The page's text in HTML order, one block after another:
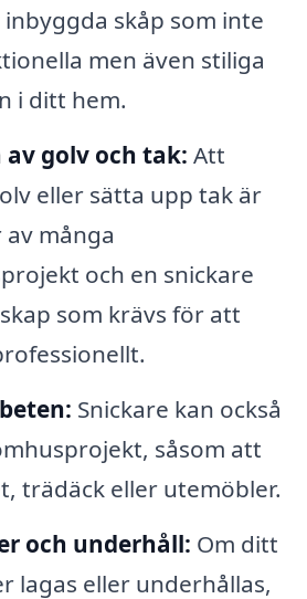
skåp som inte
men även stiliga
i ditt hem.
golv och tak: Att
eller sätta upp tak är
många
och en snickare
som krävs för att
Snickare kan också
såsom att
trädäck eller utemöbler.
och underhåll: Om ditt
lagas eller underhållas,